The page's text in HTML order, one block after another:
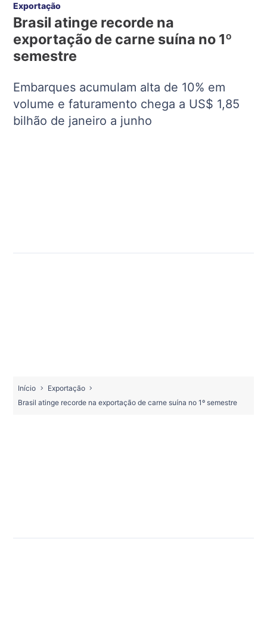
Exportação
Brasil atinge recorde na
exportação de carne suína no 1º
semestre
Embarques acumulam alta de 10% em
volume e faturamento chega a US$ 1,85
bilhão de janeiro a junho
Início
Exportação
Brasil atinge recorde na exportação de carne suína no 1º semestre